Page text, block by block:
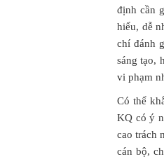
định cần
hiểu, dễ
chí đánh
sáng tạo,
vi phạm
Có thể
KQ có ý
cao trách
cán bộ,